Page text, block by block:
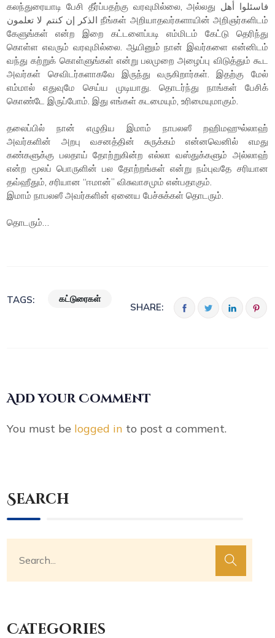
கலந்துரையாடி பேசி தீர்ப்பதற்கு வரவுமில்லை, அல்லது فاسئلوا أهل
الذكر إن كنتم لا تعلمون நீங்கள் அறியாதவர்களாயின் அறிஞர்களிடம்
கேளுங்கள் என்ற இறை கட்டளைப்படி எம்மிடம் கேட்டு தெரிந்து
கொள்ள எவரும் வரவுமில்லை. ஆயினும் நான் இவர்களை என்னிடம்
வந்து கற்றுக் கொள்ளுங்கள் என்று பலமுறை அழைப்பு விடுத்தும் கூட
அவர்கள் செவிடர்களாகவே இருந்து வருகிறார்கள். இதற்கு மேல்
எம்மால் எதுவுமே செய்ய முடியாது. தொடர்ந்து நாங்கள் பேசிக்
கொண்டே இருப்போம். இது எங்கள் கடமையும், உரிமையுமாகும்.
தலைப்பில் நான் எழுதிய இமாம் நாபலஸீ றஹிமஹுல்லாஹ்
அவர்களின் அறபு வசனத்தின் சுருக்கம் என்னவெனில் எமது
கண்களுக்கு பலதாய் தோற்றுகின்ற எல்லா வஸ்துக்களும் அல்லாஹ்
என்ற மூலப் பொருளின் பல தோற்றங்கள் என்று நம்புவதே சரியான
தவ்ஹீதும், சரியான “ஈமான்” விசுவாசமும் என்பதாகும்.
இமாம் நாபலஸீ அவர்களின் ஏனைய பேச்சுக்கள் தொடரும்.
தொடரும்…
TAGS: கட்டுரைகள்
SHARE:
Add your Comment
You must be logged in to post a comment.
Search
Categories